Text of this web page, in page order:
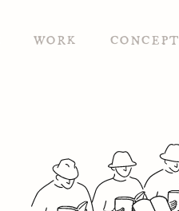
WORK CONCEPT